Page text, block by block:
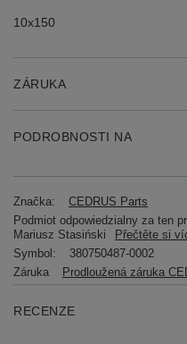
10x150
ZÁRUKA
PODROBNOSTI NA
Značka:
CEDRUS Parts
Podmiot odpowiedzialny za ten
Mariusz Stasiński
Přečtěte si
Symbol:
380750487-0002
Záruka
Prodloužená záruka
RECENZE